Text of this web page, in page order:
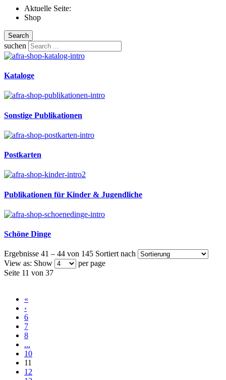
Aktuelle Seite:
Shop
Search
suchen
Kataloge
Sonstige Publikationen
Postkarten
Publikationen für Kinder & Jugendliche
Schöne Dinge
Ergebnisse 41 – 44 von 145 Sortiert nach
View as: Show
per page
Seite 11 von 37
«
‹
6
7
8
...
10
11
12